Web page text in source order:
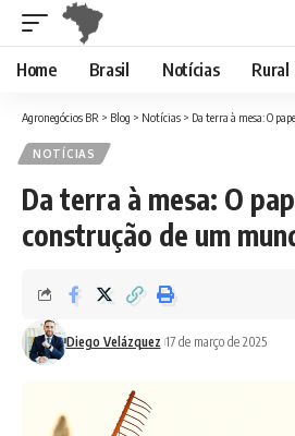
Home Brasil Notícias Rural
Agronegócios BR > Blog > Notícias > Da terra à mesa: O papel
NOTÍCIAS
Da terra à mesa: O
construção de um
Diego Velázquez 17 de março de 2025